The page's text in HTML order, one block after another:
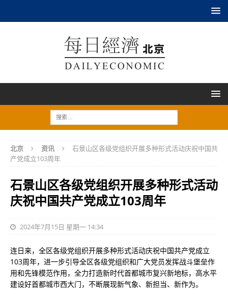
北京 资讯
石景山区各级党组织开展多种形式活动庆祝中国共
产党成立103周年
石景山区各级党组织开展多种形式活动
庆祝中国共产党成立103周年
2024年7月15日 星期一 14:34
连日来，全区各级党组织开展多种形式活动庆祝中国共产党成立
103周年，进一步引导全区各级党组织和广大党员发挥战斗堡垒作
用和先锋模范作用，全力打造新时代首都城市复兴新地标，高水平
建设好首都城市西大门，不断展现新气象、新担当、新作为。